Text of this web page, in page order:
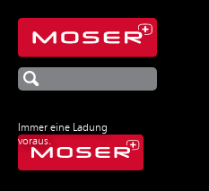
Immer eine Ladung
voraus.